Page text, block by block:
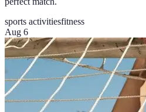
sports activitiesfitness
Aug 6